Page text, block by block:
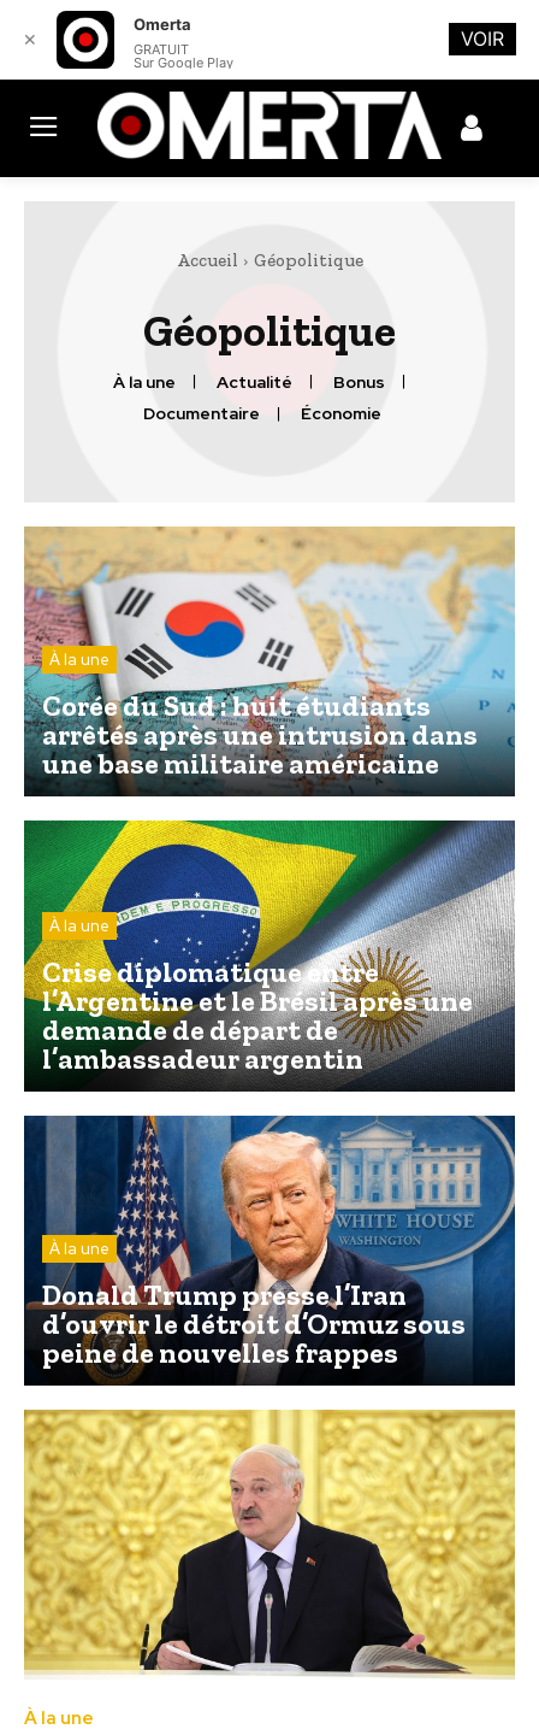
Accueil Géopolitique
Géopolitique
À la une Actualité
Bonus
Documentaire
Économie
À la une
Corée du Sud : huit étudiants
arrêtés après une intrusion dans
une base militaire américaine
À la une
Crise diplomatique entre
l’Argentine et le Brésil après une
demande de départ de
l’ambassadeur argentin
À la une
Donald Trump presse l’Iran
d’ouvrir le détroit d’Ormuz sous
peine de nouvelles frappes
À la une
✕
Omerta
GRATUIT
Sur Google Play
VOIR